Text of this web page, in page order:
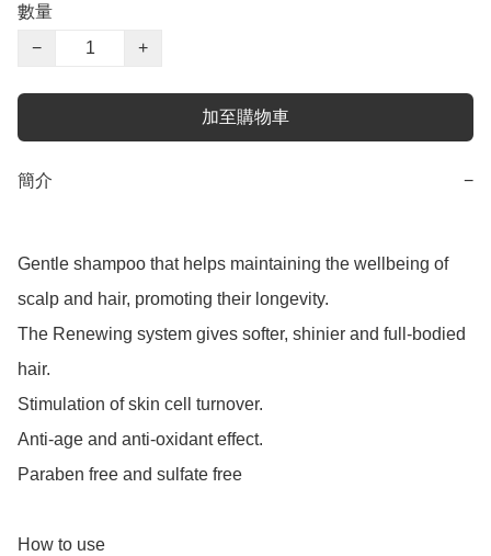
數量
−
+
加至購物車
簡介 −
Gentle shampoo that helps maintaining the wellbeing of
scalp and hair, promoting their longevity.
The Renewing system gives softer, shinier and full-bodied
hair.
Stimulation of skin cell turnover.
Anti-age and anti-oxidant effect.
Paraben free and sulfate free
How to use